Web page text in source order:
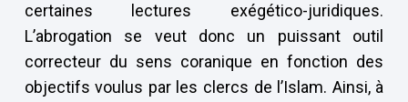
certaines lectures exégético-juridiques.
L’abrogation se veut donc un puissant outil
correcteur du sens coranique en fonction des
objectifs voulus par les clercs de l’Islam. Ainsi, à